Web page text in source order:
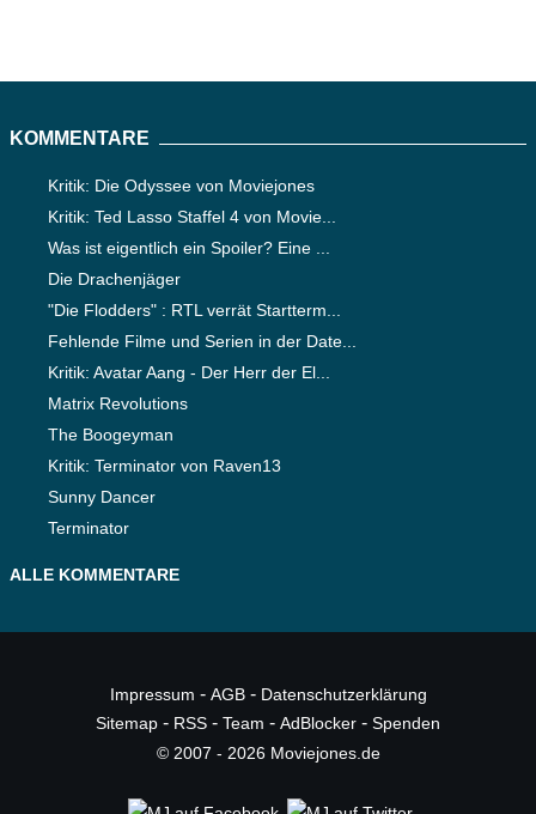
KOMMENTARE
Kritik: Die Odyssee von Moviejones
Kritik: Ted Lasso Staffel 4 von Movie...
Was ist eigentlich ein Spoiler? Eine ...
Die Drachenjäger
"Die Flodders" : RTL verrät Startterm...
Fehlende Filme und Serien in der Date...
Kritik: Avatar Aang - Der Herr der El...
Matrix Revolutions
The Boogeyman
Kritik: Terminator von Raven13
Sunny Dancer
Terminator
ALLE KOMMENTARE
Impressum - AGB- Datenschutzerklärung
Sitemap - RSS - Team - AdBlocker - Spenden
© 2007 - 2026 Moviejones.de